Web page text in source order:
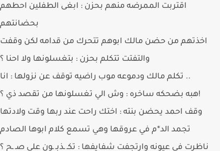
اقتربت الممرضه منهم بحزن : ابغى الطفلين احطهم
بحضانتهم
اخذتهم من حضن مالك ابوهم تتحرك من قدامه لكن وقفت
والتفتت تتكلم بحزن : بتغسلونها ولا احنا ؟
وقف احمد يحضن بنته : اختك راحت عند ربها وقت ولادتها
تجمد الد*م في عروقها وهي تسمع كلام ابوها الصادم
ناظرت في عيونه وارتجفت شفايفها : تكـ ـذبـ ـون علي صـ ـح ؟